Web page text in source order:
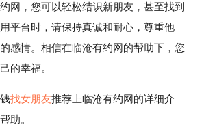
网，您可以轻松结识新朋友，甚至找到
平台时，请保持真诚和耐心，尊重他
感情。相信在临沧有约网的帮助下，您
的幸福。
找女朋友推荐上临沧有约网的详细介
助。